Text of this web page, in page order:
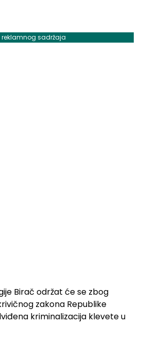
reklamnog sadržaja
Birač održat će se zbog
zakona Republike
kriminalizacija klevete u